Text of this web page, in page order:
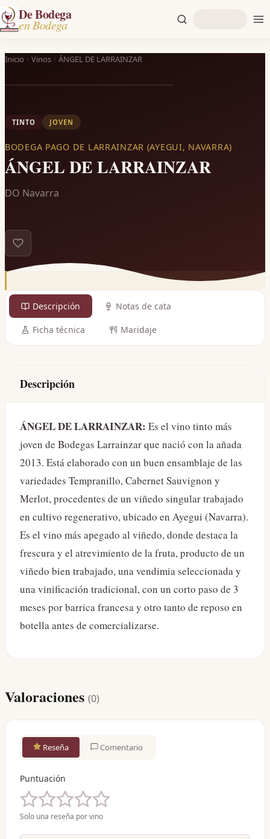
De Bodega
en Bodega
Inicio Vinos ÁNGEL DE LARRAINZAR
TINTO JOVEN
BODEGA PAGO DE LARRAINZAR (AYEGUI, NAVARRA)
ÁNGEL DE LARRAINZAR
DO Navarra
Descripción Notas de cata
Ficha técnica Maridaje
Descripción
ÁNGEL DE LARRAINZAR: Es el vino tinto más
joven de Bodegas Larrainzar que nació con la añada
2013. Está elaborado con un buen ensamblaje de las
variedades Tempranillo, Cabernet Sauvignon y
Merlot, procedentes de un viñedo singular trabajado
en cultivo regenerativo, ubicado en Ayegui (Navarra).
Es el vino más apegado al viñedo, donde destaca la
frescura y el atrevimiento de la fruta, producto de un
viñedo bien trabajado, una vendimia seleccionada y
una vinificación tradicional, con un corto paso de 3
meses por barrica francesa y otro tanto de reposo en
botella antes de comercializarse.
Valoraciones (0)
Reseña Comentario
Puntuación
Solo una reseña por vino